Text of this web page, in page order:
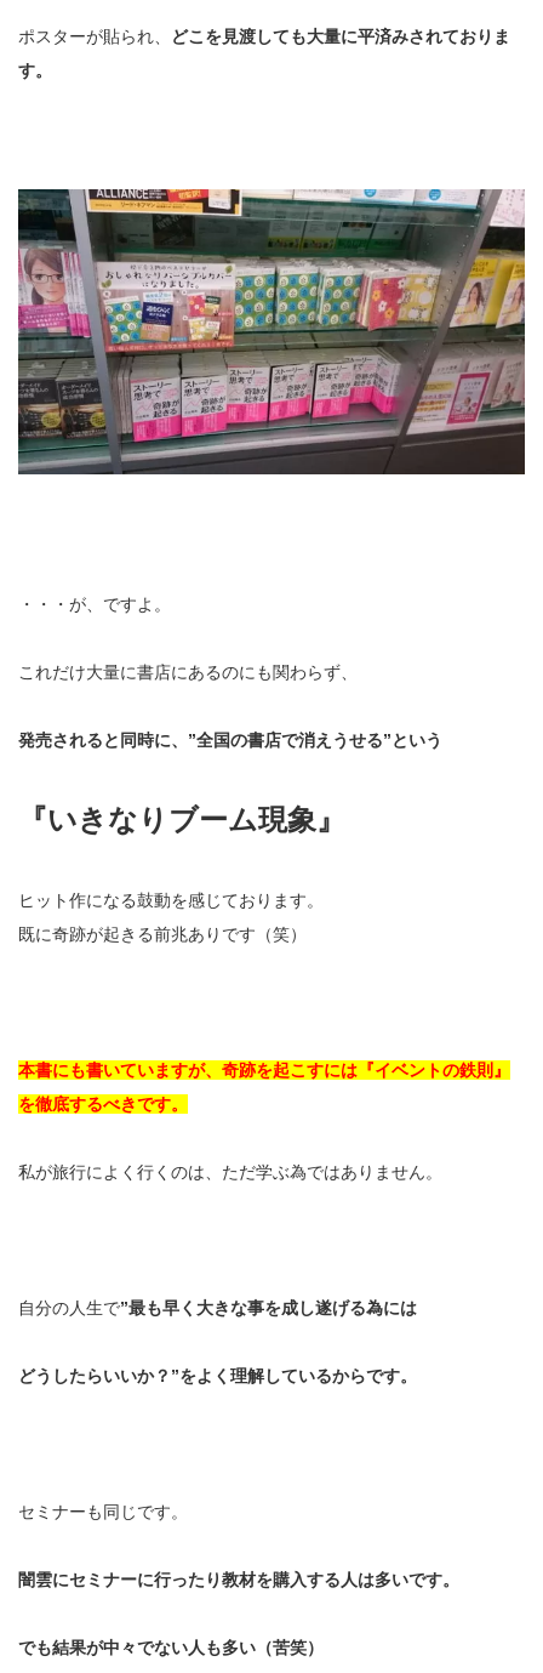
ポスターが貼られ、
どこを見渡しても大量に平済みされておりま
す。
・・・が、ですよ。
これだけ大量に書店にあるのにも関わらず、
発売されると同時に、”全国の書店で消えうせる”という
『いきなりブーム現象』
ヒット作になる鼓動を感じております。
既に奇跡が起きる前兆ありです（笑）
本書にも書いていますが、奇跡を起こすには『イベントの鉄則』
を徹底するべきです。
私が旅行によく行くのは、ただ学ぶ為ではありません。
自分の人生で”最も早く大きな事を成し遂げる為には
どうしたらいいか？”をよく理解しているからです。
セミナーも同じです。
闇雲にセミナーに行ったり教材を購入する人は多いです。
でも結果が中々でない人も多い（苦笑）